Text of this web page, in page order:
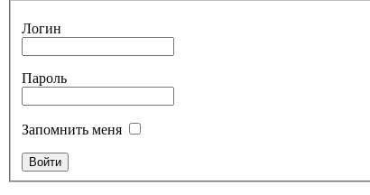
Логин
Пароль
Запомнить меня